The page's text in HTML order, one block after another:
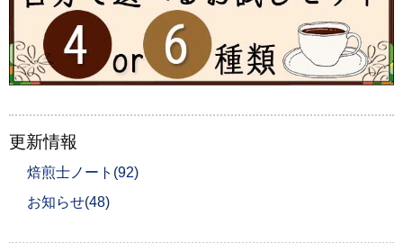
更新情報
焙煎士ノート(92)
お知らせ(48)